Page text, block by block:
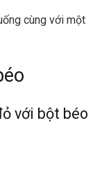
cùng với một
với bột béo